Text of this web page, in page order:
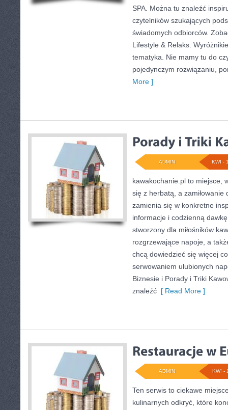
SPA. Można tu znaleźć
czytelników szukających
świadomych odbiorców.
Lifestyle & Relaks.
tematyka. Nie mamy tu do
pojedynczym rozwiązaniu,
More ]
KWI -
ADMIN
kawakochanie.pl to miejsce,
się z herbatą, a
zamienia się w konkretne
informacje i codzienną
stworzony dla miłośników
rozgrzewające napoje, a
chcą dowiedzieć się więcej
serwowaniem ulubionych
Biznesie i Porady i Triki
znaleźć [ Read More ]
KWI -
ADMIN
Ten serwis to ciekawe
kulinarnych odkryć, które